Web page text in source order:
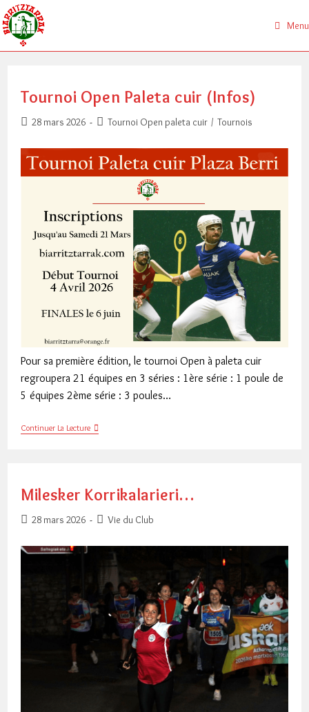
Skip
to
content
Menu
Tournoi Open Paleta cuir (Infos)
Publication
28 mars 2026
PostTournoi Open paleta cuir / Tournois
Pour sa première édition, le tournoi Open à paleta cuir
regroupera 21 équipes en 3 séries : 1ère série : 1 poule de
5 équipes 2ème série : 3 poules…
Continuer La LectureTournoi
Milesker Korrikalarieri…
Publication
28 mars 2026
PostVie du Club